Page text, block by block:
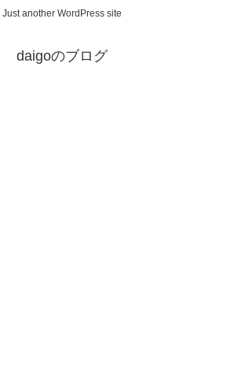
Just another WordPress site
daigoのブログ